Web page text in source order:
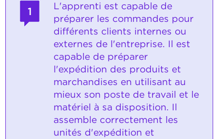
1
L'apprenti est capable de
préparer les commandes pour
différents clients internes ou
externes de l'entreprise. Il est
capable de préparer
l'expédition des produits et
marchandises en utilisant au
mieux son poste de travail et le
matériel à sa disposition. Il
assemble correctement les
unités d'expédition et